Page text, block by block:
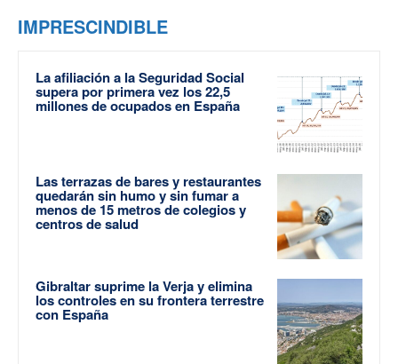
IMPRESCINDIBLE
La afiliación a la Seguridad Social
supera por primera vez los 22,5
millones de ocupados en España
Las terrazas de bares y restaurantes
quedarán sin humo y sin fumar a
menos de 15 metros de colegios y
centros de salud
Gibraltar suprime la Verja y elimina
los controles en su frontera terrestre
con España